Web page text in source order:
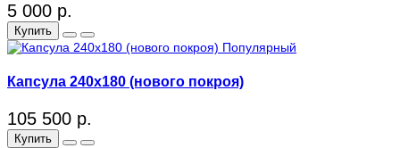
5 000 р.
Купить
Популярный
Капсула 240х180 (нового покроя)
105 500 р.
Купить